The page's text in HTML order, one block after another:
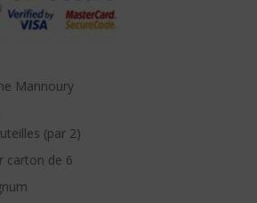
Mannoury
(par 2)
carton de 6